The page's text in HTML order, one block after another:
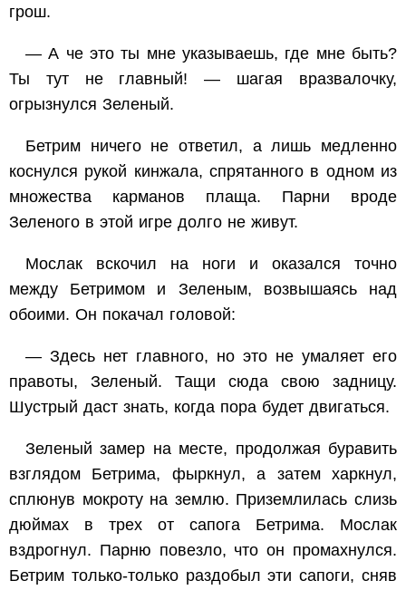
грош.
— А че это ты мне указываешь, где мне быть?
Ты тут не главный! — шагая вразвалочку,
огрызнулся Зеленый.
Бетрим ничего не ответил, а лишь медленно
коснулся рукой кинжала, спрятанного в одном из
множества карманов плаща. Парни вроде
Зеленого в этой игре долго не живут.
Мослак вскочил на ноги и оказался точно
между Бетримом и Зеленым, возвышаясь над
обоими. Он покачал головой:
— Здесь нет главного, но это не умаляет его
правоты, Зеленый. Тащи сюда свою задницу.
Шустрый даст знать, когда пора будет двигаться.
Зеленый замер на месте, продолжая буравить
взглядом Бетрима, фыркнул, а затем харкнул,
сплюнув мокроту на землю. Приземлилась слизь
дюймах в трех от сапога Бетрима. Мослак
вздрогнул. Парню повезло, что он промахнулся.
Бетрим только-только раздобыл эти сапоги, сняв